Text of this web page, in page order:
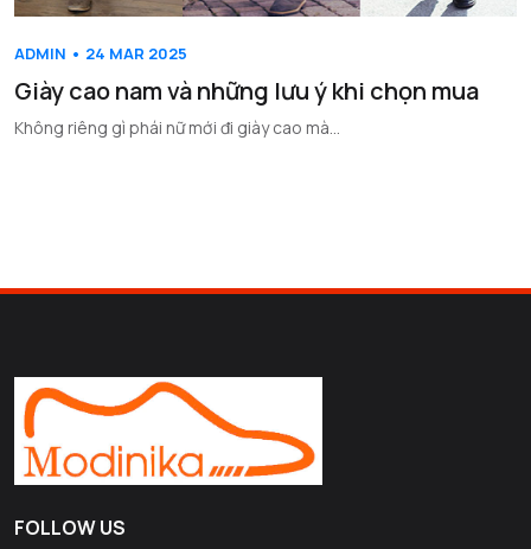
ADMIN • 24 MAR 2025
Giày cao nam và những lưu ý khi chọn mua
Không riêng gì phái nữ mới đi giày cao mà...
FOLLOW US